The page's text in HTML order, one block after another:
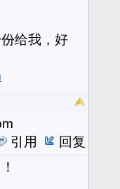
给我，好
引用
回复